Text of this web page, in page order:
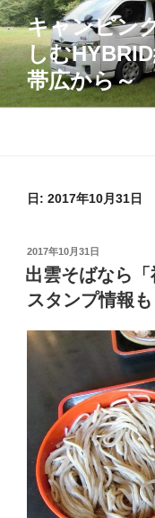
コ
ン
テ
キャンピン
しむ
帯広から～
日: 2017年10月31日
投
稿
日:
2017年10月31日
出雲そばなら
スタンプ情報も